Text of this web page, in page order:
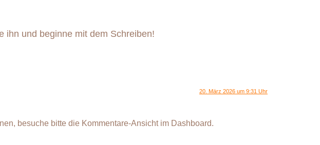
ihn und beginne mit dem Schreiben!
20. März 2026 um 9:31 Uhr
besuche bitte die Kommentare-Ansicht im Dashboard.